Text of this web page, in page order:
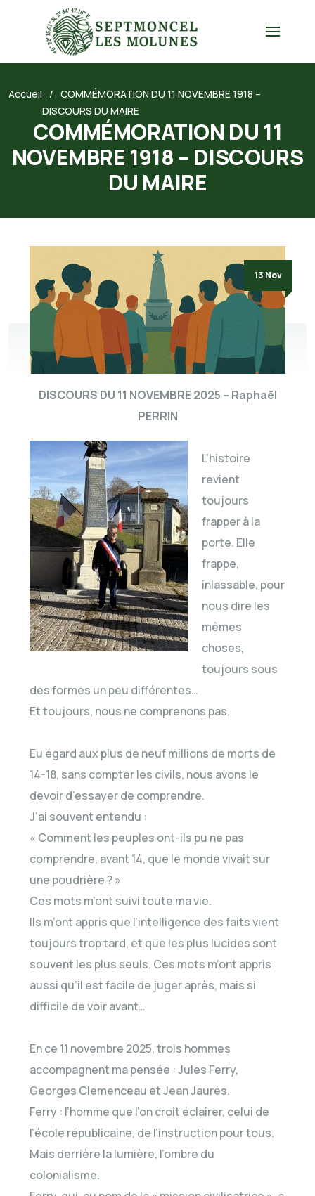
Accueil
COMMÉMORATION DU 11 NOVEMBRE 1918 –
DISCOURS DU MAIRE
COMMÉMORATION DU 11
NOVEMBRE 1918 – DISCOURS
DU MAIRE
13 Nov
DISCOURS DU 11 NOVEMBRE 2025 – Raphaël
PERRIN
L’histoire
revient
toujours
frapper à la
porte. Elle
frappe,
inlassable, pour
nous dire les
mêmes
choses,
toujours sous
des formes un peu différentes…
Et toujours, nous ne comprenons pas.
Eu égard aux plus de neuf millions de morts de
14-18, sans compter les civils, nous avons le
devoir d’essayer de comprendre.
J’ai souvent entendu :
« Comment les peuples ont-ils pu ne pas
comprendre, avant 14, que le monde vivait sur
une poudrière ? »
Ces mots m’ont suivi toute ma vie.
Ils m’ont appris que l’intelligence des faits vient
toujours trop tard, et que les plus lucides sont
souvent les plus seuls. Ces mots m’ont appris
aussi qu’il est facile de juger après, mais si
difficile de voir avant…
En ce 11 novembre 2025, trois hommes
accompagnent ma pensée : Jules Ferry,
Georges Clemenceau et Jean Jaurès.
Ferry : l’homme que l’on croit éclairer, celui de
l’école républicaine, de l’instruction pour tous.
Mais derrière la lumière, l’ombre du
colonialisme.